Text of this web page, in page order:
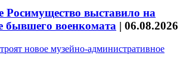
Росимущество выставило на
бывшего военкомата | 06.08.2026